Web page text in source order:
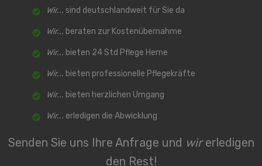
Wir... sind deutschlandweit für Sie da
Wir... beraten zur Kostenübernahme
Wir... bieten 24 Std Pflege Herne
Wir... bieten professionelle Pflegekräfte
Wir... bieten herzlichen Umgang
Wir... erledigen die Abwicklung
Senden Sie uns Ihre Anfrage und wirerledigen
den Rest!